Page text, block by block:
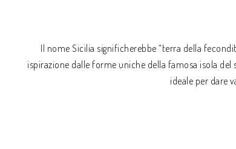
Il nome Sicilia significherebbe “terra della
ispirazione dalle forme uniche della famosa isola del
ideale per dare